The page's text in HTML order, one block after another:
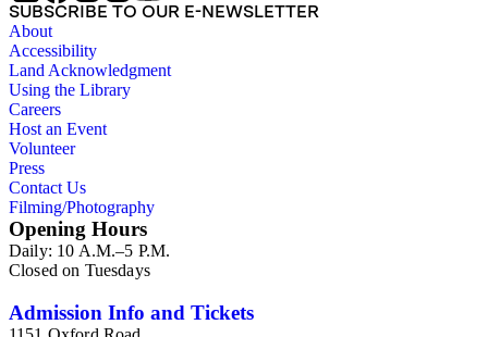
SUBSCRIBE TO OUR E-NEWSLETTER
About
Accessibility
Land Acknowledgment
Using the Library
Careers
Host an Event
Volunteer
Press
Contact Us
Filming/Photography
Opening Hours
Daily: 10 A.M.–5 P.M.
Closed on Tuesdays
Admission Info and Tickets